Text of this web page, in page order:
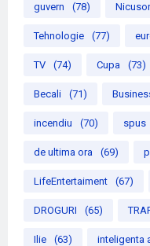
guvern (78) Nicusor
Tehnologie (77)
TV (74) Cupa (73)
Becali (71)
incendiu (70) spus
de ultima ora (69)
LifeEntertaiment (67)
DROGURI (65)
Ilie (63) inteligenta